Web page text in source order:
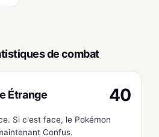
de combat
Étrange 40
Si c'est face, le Pokémon
Confus.